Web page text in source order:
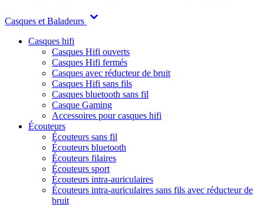
Casques et Baladeurs
Casques hifi
Casques Hifi ouverts
Casques Hifi fermés
Casques avec réducteur de bruit
Casques Hifi sans fils
Casques bluetooth sans fil
Casque Gaming
Accessoires pour casques hifi
Écouteurs
Écouteurs sans fil
Écouteurs bluetooth
Écouteurs filaires
Écouteurs sport
Écouteurs intra-auriculaires
Écouteurs intra-auriculaires sans fils avec réducteur de
bruit